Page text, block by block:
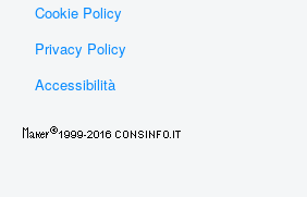
Cookie Policy
Privacy Policy
Accessibilità